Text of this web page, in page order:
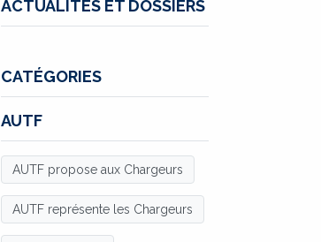
ACTUALITÉS ET DOSSIERS
CATÉGORIES
AUTF
AUTF propose aux Chargeurs
AUTF représente les Chargeurs